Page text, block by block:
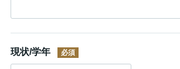
現状/学年